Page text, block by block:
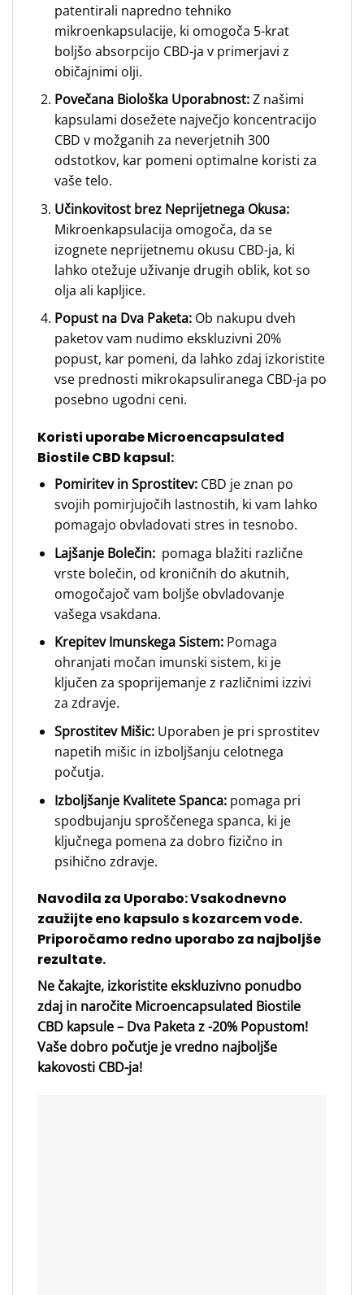
patentirali napredno tehniko
mikroenkapsulacije, ki omogoča 5-krat
boljšo absorpcijo CBD-ja v primerjavi z
običajnimi olji.
Povečana Biološka Uporabnost:Z našimi
kapsulami dosežete največjo koncentracijo
CBD v možganih za neverjetnih 300
odstotkov, kar pomeni optimalne koristi za
vaše telo.
Učinkovitost brez Neprijetnega Okusa:
Mikroenkapsulacija omogoča, da se
izognete neprijetnemu okusu CBD-ja, ki
lahko otežuje uživanje drugih oblik, kot so
olja ali kapljice.
Popust na Dva Paketa:Ob nakupu dveh
paketov vam nudimo ekskluzivni 20%
popust, kar pomeni, da lahko zdaj izkoristite
vse prednosti mikrokapsuliranega CBD-ja po
posebno ugodni ceni.
Koristi uporabe Microencapsulated
Biostile CBD kapsul:
Pomiritev in Sprostitev:CBD je znan po
svojih pomirjujočih lastnostih, ki vam lahko
pomagajo obvladovati stres in tesnobo.
Lajšanje Bolečin: pomaga blažiti različne
vrste bolečin, od kroničnih do akutnih,
omogočajoč vam boljše obvladovanje
vašega vsakdana.
Krepitev Imunskega Sistem:Pomaga
ohranjati močan imunski sistem, ki je
ključen za spoprijemanje z različnimi izzivi
za zdravje.
Sprostitev Mišic:Uporaben je pri sprostitev
napetih mišic in izboljšanju celotnega
počutja.
Izboljšanje Kvalitete Spanca:pomaga pri
spodbujanju sproščenega spanca, ki je
ključnega pomena za dobro fizično in
psihično zdravje.
Navodila za Uporabo:Vsakodnevno
zaužijte eno kapsulo s kozarcem vode.
Priporočamo redno uporabo za najboljše
rezultate.
Ne čakajte, izkoristite ekskluzivno ponudbo
zdaj in naročite Microencapsulated Biostile
CBD kapsule – Dva Paketa z -20% Popustom!
Vaše dobro počutje je vredno najboljše
kakovosti CBD-ja!